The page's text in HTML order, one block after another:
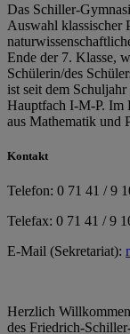
Das Schiller-
Auswahl klassischer
Ende der 7. Klasse,
Schülerin/des
ist seit dem
Hauptfach I-M-P. Im
aus Mathematik und
Kontakt
Telefon: 0 71 41 / 9
Telefax: 0 71 41 / 9
E-Mail (Sekretariat):
Herzlich
des Friedrich-